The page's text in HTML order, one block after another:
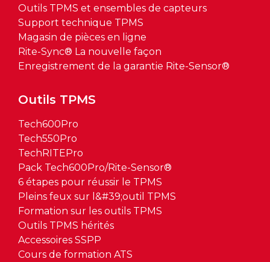
Outils TPMS et ensembles de capteurs
Support technique TPMS
Magasin de pièces en ligne
Rite-Sync® La nouvelle façon
Enregistrement de la garantie Rite-Sensor®
Outils TPMS
Tech600Pro
Tech550Pro
TechRITEPro
Pack Tech600Pro/Rite-Sensor®
6 étapes pour réussir le TPMS
Pleins feux sur l&#39;outil TPMS
Formation sur les outils TPMS
Outils TPMS hérités
Accessoires SSPP
Cours de formation ATS